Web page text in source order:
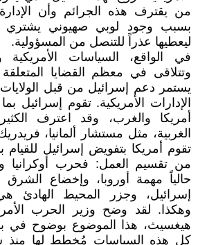
من يقترف هذه الجرائم وأن
بسبب وجود لوبي صهيوني يشتري
ليعطيها عذراً للتنصل من المسؤولية.
في الواقع، السياسات الأمريكية
وتتلاقى في معظم القضايا
يستمر دعم إسرائيل من قبل
الإدارات الأمريكية. تقوم إسرائيل
أمريكا والغرب، وقد اعترف
الغربية، مثل مستشار ألمانيا،
تقوم أمريكا بتفويض إسرائيل
من تقسيم العمل: فحرب أوكرانيا
حالياً مهمة أوروبا، وإخضاع
إسرائيل، وجزر المحيط الهادئ
وهكذا. لقد وضح وزير الحرب
هيغسيث، هذا الموضوع بوضوح في
كل هذه السياسات مُخطط لها منذ